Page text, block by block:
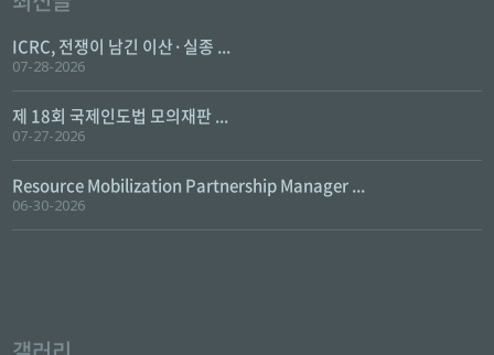
ICRC, 전쟁이 남긴 이산·실종 ...
07-28-2026
제 18회 국제인도법 모의재판 ...
07-27-2026
Resource Mobilization Partnership Manager ...
06-30-2026